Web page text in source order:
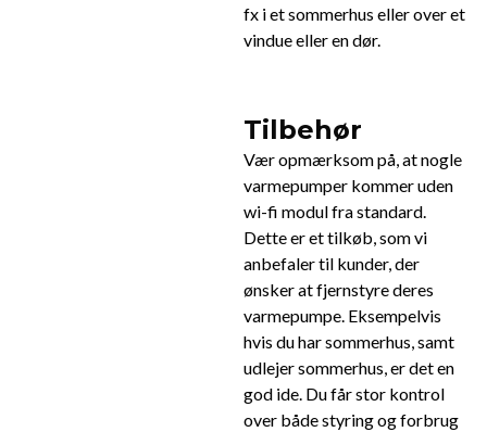
fx i et sommerhus eller over et
vindue eller en dør.
Tilbehør
Vær opmærksom på, at nogle
varmepumper kommer uden
wi-fi modul fra standard.
Dette er et tilkøb, som vi
anbefaler til kunder, der
ønsker at fjernstyre deres
varmepumpe. Eksempelvis
hvis du har sommerhus, samt
udlejer sommerhus, er det en
god ide. Du får stor kontrol
over både styring og forbrug